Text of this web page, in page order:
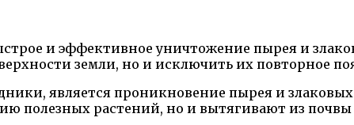
и эффективное уничтожение пырея и
земли, но и исключить их повторное
является проникновение пырея и
полезных растений, но и вытягивают из